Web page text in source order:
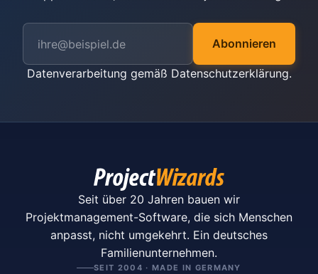
Abonnieren
Datenverarbeitung gemäß Datenschutzerklärung.
Seit über 20 Jahren bauen wir
Projektmanagement-Software, die sich Menschen
anpasst, nicht umgekehrt. Ein deutsches
Familienunternehmen.
SEIT 2004 · MADE IN GERMANY